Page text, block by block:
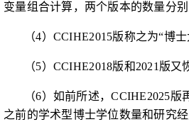
变量组合计算，两个版本的数量分
（4） CCIHE2015版称之为“博
（5） CCIHE2018版和2021 版又
（6）如前所述，CCIHE2025版
之前的学术型博士学位数量和研究